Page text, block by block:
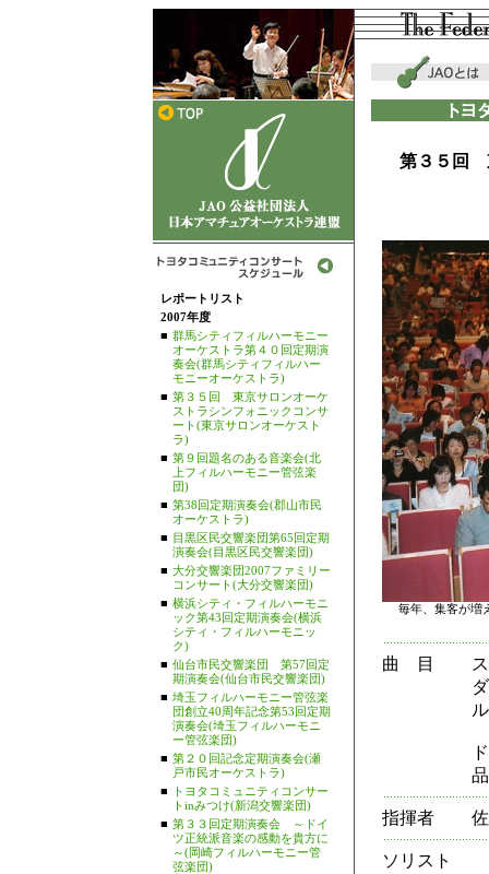
レポートリスト
2007年度
■ 群馬シティフィルハーモニー
オーケストラ第４０回定期演
奏会(群馬シティフィルハー
モニーオーケストラ)
■ 第３５回 東京サロンオーケ
ストラシンフォニックコンサ
ート(東京サロンオーケスト
ラ)
■ 第９回題名のある音楽会(北
上フィルハーモニー管弦楽
団)
■ 第38回定期演奏会(郡山市民
オーケストラ)
■ 目黒区民交響楽団第65回定期
演奏会(目黒区民交響楽団)
■ 大分交響楽団2007ファミリー
コンサート(大分交響楽団)
■ 横浜シティ・フィルハーモニ
ック第43回定期演奏会(横浜
シティ・フィルハーモニッ
ク)
■ 仙台市民交響楽団 第57回定
期演奏会(仙台市民交響楽団)
■ 埼玉フィルハーモニー管弦楽
団創立40周年記念第53回定期
演奏会(埼玉フィルハーモニ
ー管弦楽団)
■ 第２０回記念定期演奏会(瀬
戸市民オーケストラ)
■
トヨタコミュニティコンサー
トinみつけ(新潟交響楽団)
■ 第３３回定期演奏会 ～ドイ
ツ正統派音楽の感動を貴方に
～(岡崎フィルハーモニー管
弦楽団)
第３５回
毎年、集客が増
曲 目
指揮者
ソリスト